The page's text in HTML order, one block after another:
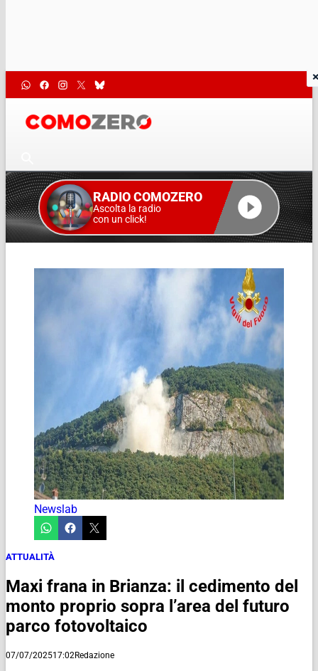
RADIO COMOZERO
Ascolta la radio
con un click!
Newslab
ATTUALITÀ
Maxi frana in Brianza: il cedimento del
monto proprio sopra l’area del futuro
parco fotovoltaico
07/07/202517:02Redazione